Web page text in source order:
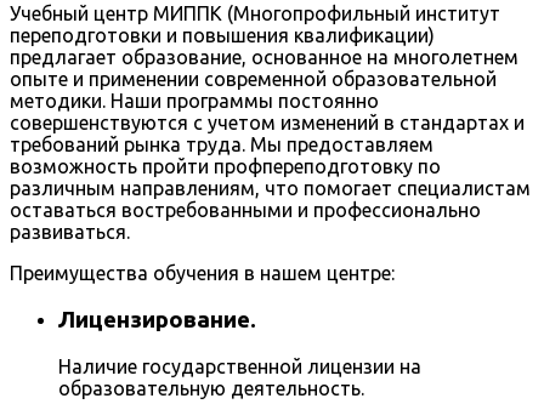
Учебный центр МИППК (Многопрофильный институт
переподготовки и повышения квалификации)
предлагает образование, основанное на многолетнем
опыте и применении современной образовательной
методики. Наши программы постоянно
совершенствуются с учетом изменений в стандартах и
требований рынка труда. Мы предоставляем
возможность пройти профпереподготовку по
различным направлениям, что помогает специалистам
оставаться востребованными и профессионально
развиваться.
Преимущества обучения в нашем центре:
Лицензирование.
Наличие государственной лицензии на
образовательную деятельность.